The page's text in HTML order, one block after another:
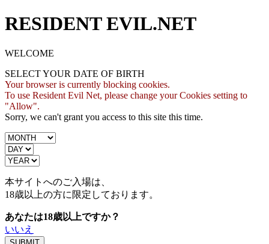
RESIDENT EVIL.NET
WELCOME
SELECT YOUR DATE OF BIRTH
Your browser is currently blocking cookies.
To use Resident Evil Net, please change your Cookies setting to
"Allow".
Sorry, we can't grant you access to this site this time.
本サイトへのご入場は、
18歳以上の方に限定しております。
あなたは18歳以上ですか？
いいえ